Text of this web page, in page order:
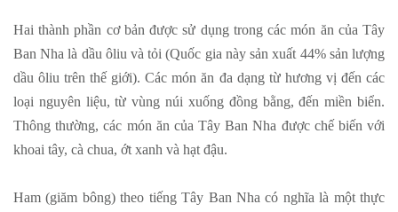
Hai thành phần cơ bản được sử dụng trong các món ăn của Tây
Ban Nha là dầu ôliu và tỏi (Quốc gia này sản xuất 44% sản lượng
dầu ôliu trên thế giới). Các món ăn đa dạng từ hương vị đến các
loại nguyên liệu, từ vùng núi xuống đồng bằng, đến miền biển.
Thông thường, các món ăn của Tây Ban Nha được chế biến với
khoai tây, cà chua, ớt xanh và hạt đậu.
Ham (giăm bông) theo tiếng Tây Ban Nha có nghĩa là một thực